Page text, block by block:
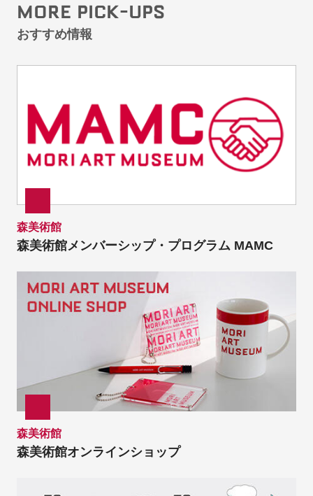
MORE PICK-UPS
おすすめ情報
森美術館
森美術館メンバーシップ・プログラム MAMC
森美術館
森美術館オンラインショップ